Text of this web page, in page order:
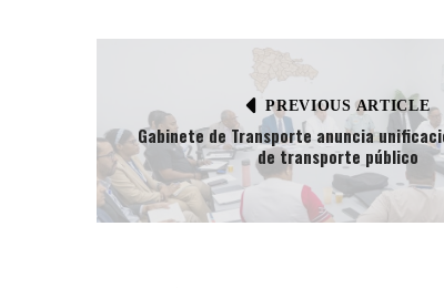
PREVIOUS ARTICLE
Gabinete de Transporte anuncia
de transporte público